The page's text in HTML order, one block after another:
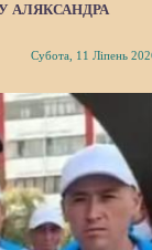
АЛЯКСАНДРА
Субота, 11 Ліпень